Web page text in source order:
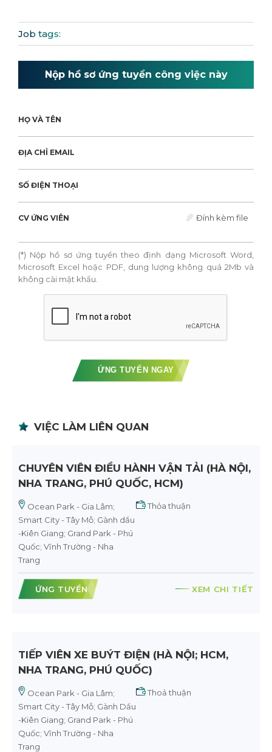
Job tags:
Nộp hồ sơ ứng tuyển công việc này
HỌ VÀ TÊN
ĐỊA CHỈ EMAIL
SỐ ĐIỆN THOẠI
CV ỨNG VIÊN Đính kèm file
(*) Nộp hồ sơ ứng tuyển theo định dạng Microsoft Word,
Microsoft Excel hoặc PDF, dung lượng không quá 2Mb và
không cài mật khẩu.
ỨNG TUYỂN NGAY
VIỆC LÀM LIÊN QUAN
CHUYÊN VIÊN ĐIỀU HÀNH VẬN TẢI (HÀ NỘI,
NHA TRANG, PHÚ QUỐC, HCM)
Ocean Park - Gia Lâm;
Smart City - Tây Mỗ; Gành dầu
-Kiên Giang; Grand Park - Phú
Quốc; Vĩnh Trường - Nha
Trang
Thỏa thuận
ỨNG TUYỂN XEM CHI TIẾT
TIẾP VIÊN XE BUÝT ĐIỆN (HÀ NỘI; HCM,
NHA TRANG, PHÚ QUỐC)
Ocean Park - Gia Lâm;
Smart City - Tây Mỗ; Gành Dầu
-Kiên Giang; Grand Park - Phú
Quốc; Vĩnh Trường - Nha
Trang
Thoả thuận